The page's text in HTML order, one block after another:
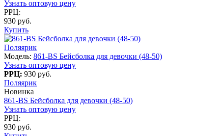
Узнать оптовую цену
РРЦ:
930 руб.
Купить
Поляярик
Модель: 861-BS Бейсболка для девочки (48-50)
Узнать оптовую цену
РРЦ: 930 руб.
Поляярик
Новинка
861-BS Бейсболка для девочки (48-50)
Узнать оптовую цену
РРЦ:
930 руб.